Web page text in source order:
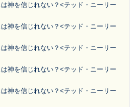
神を信じれない？<テッド・ニーリー
神を信じれない？<テッド・ニーリー
神を信じれない？<テッド・ニーリー
神を信じれない？<テッド・ニーリー
神を信じれない？<テッド・ニーリー